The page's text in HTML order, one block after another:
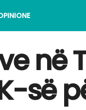
në
së